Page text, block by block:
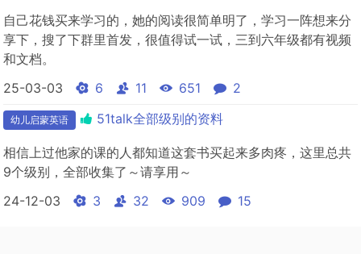
自己花钱买来学习的，她的阅读很简单明了，学习一阵想来分
享下，搜了下群里首发，很值得试一试，三到六年级都有视频
和文档。
25-03-03
6 11 651 2
幼儿启蒙英语 51talk全部级别的资料
相信上过他家的课的人都知道这套书买起来多肉疼，这里总共
9个级别，全部收集了～请享用～
24-12-03
3 32 909 15